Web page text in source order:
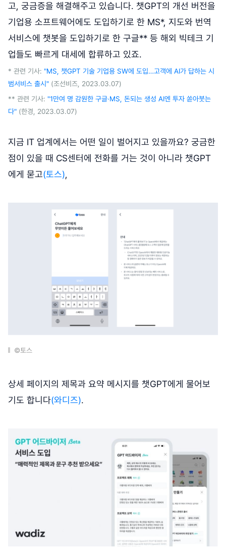
고, 궁금증을 해결해주고 있습니다. 챗GPT의 개선 버전을
기업용 소프트웨어에도 도입하기로 한 MS*, 지도와 번역
서비스에 챗봇을 도입하기로 한 구글** 등 해외 빅테크 기
업들도 빠르게 대세에 합류하고 있죠.
* 관련 기사: "MS, 챗GPT 기술 기업용 SW에 도입…고객에 AI가 답하는 시
범서비스 출시" (조선비즈, 2023.03.07)
** 관련 기사: "1만여 명 감원한 구글·MS, 돈되는 생성 AI엔 투자 쏟아붓는
다" (한경, 2023.03.07)
지금 IT 업계에서는 어떤 일이 벌어지고 있을까요? 궁금한
점이 있을 때 CS센터에 전화를 거는 것이 아니라 챗GPT
에게 묻고(토스),
©토스
상세 페이지의 제목과 요약 메시지를 챗GPT에게 물어보
기도 합니다(와디즈).